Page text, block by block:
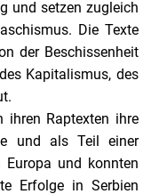
und setzen zugleich
Die Texte
der Beschissenheit
Kapitalismus, des
ihren Raptexten ihre
und als Teil einer
Europa und konnten
Erfolge in Serbien